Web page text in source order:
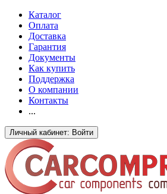
Каталог
Оплата
Доставка
Гарантия
Документы
Как купить
Поддержка
О компании
Контакты
...
Личный кабинет: Войти